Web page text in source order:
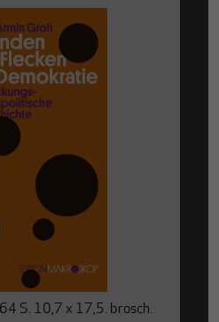
S. 10,7 x 17,5. brosch.